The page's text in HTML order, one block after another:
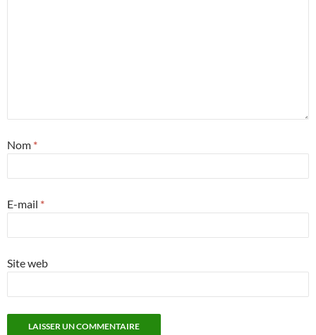
Nom *
E-mail *
Site web